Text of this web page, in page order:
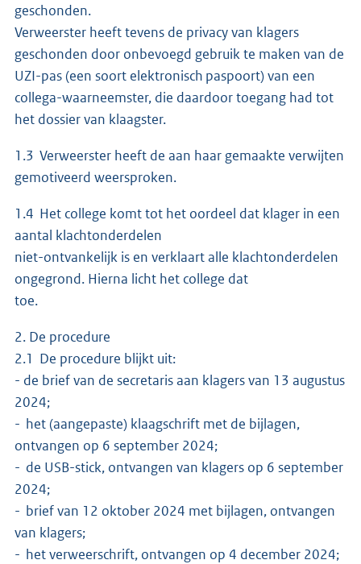
geschonden.
Verweerster heeft tevens de privacy van klagers
geschonden door onbevoegd gebruik te maken van de
UZI-pas (een soort elektronisch paspoort) van een
collega-waarneemster, die daardoor toegang had tot
het dossier van klaagster.
1.3 Verweerster heeft de aan haar gemaakte verwijten
gemotiveerd weersproken.
1.4 Het college komt tot het oordeel dat klager in een
aantal klachtonderdelen
niet-ontvankelijk is en verklaart alle klachtonderdelen
ongegrond. Hierna licht het college dat
toe.
2. De procedure
2.1 De procedure blijkt uit:
- de brief van de secretaris aan klagers van 13 augustus
2024;
- het (aangepaste) klaagschrift met de bijlagen,
ontvangen op 6 september 2024;
- de USB-stick, ontvangen van klagers op 6 september
2024;
- brief van 12 oktober 2024 met bijlagen, ontvangen
van klagers;
- het verweerschrift, ontvangen op 4 december 2024;